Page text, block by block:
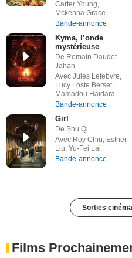
Carter Young,
Mckenna Grace
Bande-annonce
Kyma, l’onde
mystérieuse
De Romain Daudet-
Jahan
Avec Jules Lefebvre,
Lucy Loste Berset,
Mamadou Haïdara
Bande-annonce
Girl
De Shu Qi
Avec Roy Chiu, Esther
Liu, Yu-Fei Lai
Bande-annonce
Sorties
Films